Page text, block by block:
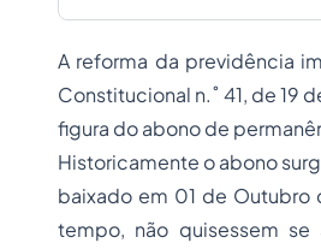
A reforma da previdência
Constitucional n.˚ 41, de 19
figura do abono de
Historicamente o abono
baixado em 01 de Outubro
tempo, não quisessem